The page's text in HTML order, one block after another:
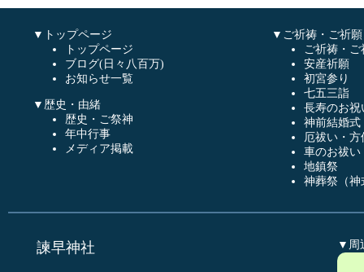
▼トップページ
トップページ
ブログ(日々八百万)
お知らせ一覧
▼歴史・由緒
歴史・ご祭神
年中行事
メディア掲載
▼ご祈祷・ご祈願
ご祈祷・ご
安産祈願
初宮参り
七五三詣
長寿のお祝
神前結婚式
厄祓い・方
車のお祓い
地鎮祭
神葬祭（神
諫早神社 ▼周